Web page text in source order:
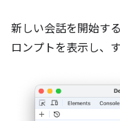
新しい会話を開始す
ロンプトを表示し、